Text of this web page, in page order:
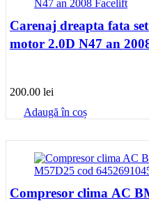
Carenaj dreapta fata set 2 piese BMW seria 1 118
motor 2.0D N47 an
200.00 lei
Adaugă în coș
Compresor clima AC